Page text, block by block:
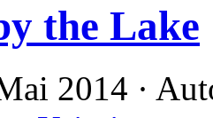
the Lake
2014 ·